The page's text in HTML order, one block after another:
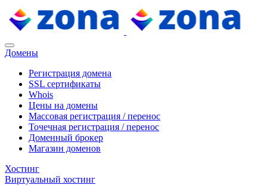
Домены
Регистрация домена
SSL сертификаты
Whois
Цены на домены
Массовая регистрация / перенос
Точечная регистрация / перенос
Доменный брокер
Магазин доменов
Хостинг
Виртуальный хостинг